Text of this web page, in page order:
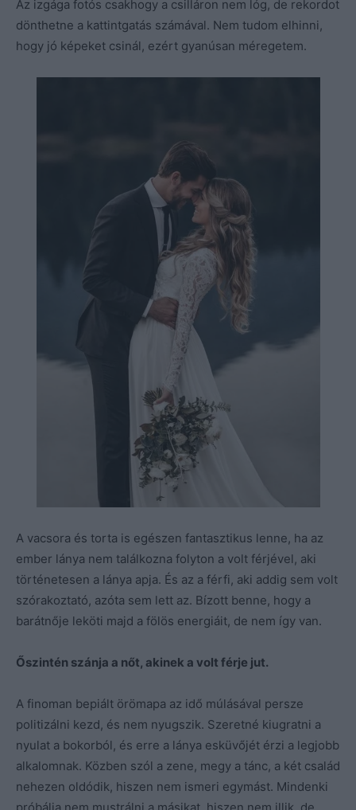
Az izgága fotós csakhogy a csilláron nem lóg, de rekordot
dönthetne a kattintgatás számával. Nem tudom elhinni,
hogy jó képeket csinál, ezért gyanúsan méregetem.
A vacsora és torta is egészen fantasztikus lenne, ha az
ember lánya nem találkozna folyton a volt férjével, aki
történetesen a lánya apja. És az a férfi, aki addig sem volt
szórakoztató, azóta sem lett az. Bízott benne, hogy a
barátnője leköti majd a fölös energiáit, de nem így van.
Őszintén szánja a nőt, akinek a volt férje jut.
A finoman bepiált örömapa az idő múlásával persze
politizálni kezd, és nem nyugszik. Szeretné kiugratni a
nyulat a bokorból, és erre a lánya esküvőjét érzi a legjobb
alkalomnak. Közben szól a zene, megy a tánc, a két család
nehezen oldódik, hiszen nem ismeri egymást. Mindenki